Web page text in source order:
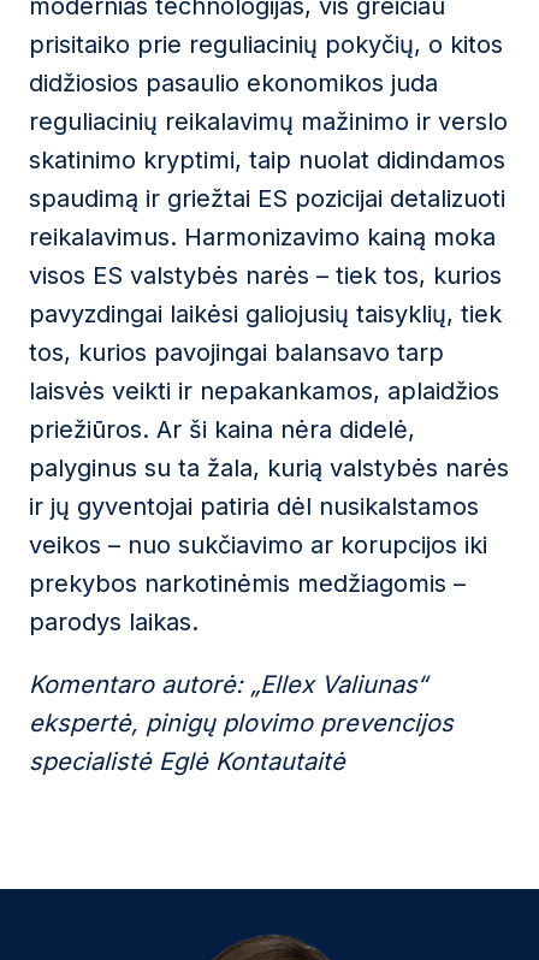
modernias technologijas, vis greičiau
prisitaiko prie reguliacinių pokyčių, o kitos
didžiosios pasaulio ekonomikos juda
reguliacinių reikalavimų mažinimo ir verslo
skatinimo kryptimi, taip nuolat didindamos
spaudimą ir griežtai ES pozicijai detalizuoti
reikalavimus. Harmonizavimo kainą moka
visos ES valstybės narės – tiek tos, kurios
pavyzdingai laikėsi galiojusių taisyklių, tiek
tos, kurios pavojingai balansavo tarp
laisvės veikti ir nepakankamos, aplaidžios
priežiūros. Ar ši kaina nėra didelė,
palyginus su ta žala, kurią valstybės narės
ir jų gyventojai patiria dėl nusikalstamos
veikos – nuo sukčiavimo ar korupcijos iki
prekybos narkotinėmis medžiagomis –
parodys laikas.
Komentaro autorė: „Ellex Valiunas“
ekspertė, pinigų plovimo prevencijos
specialistė Eglė Kontautaitė